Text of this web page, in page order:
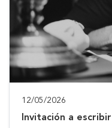
12/05/2026
Invitación a